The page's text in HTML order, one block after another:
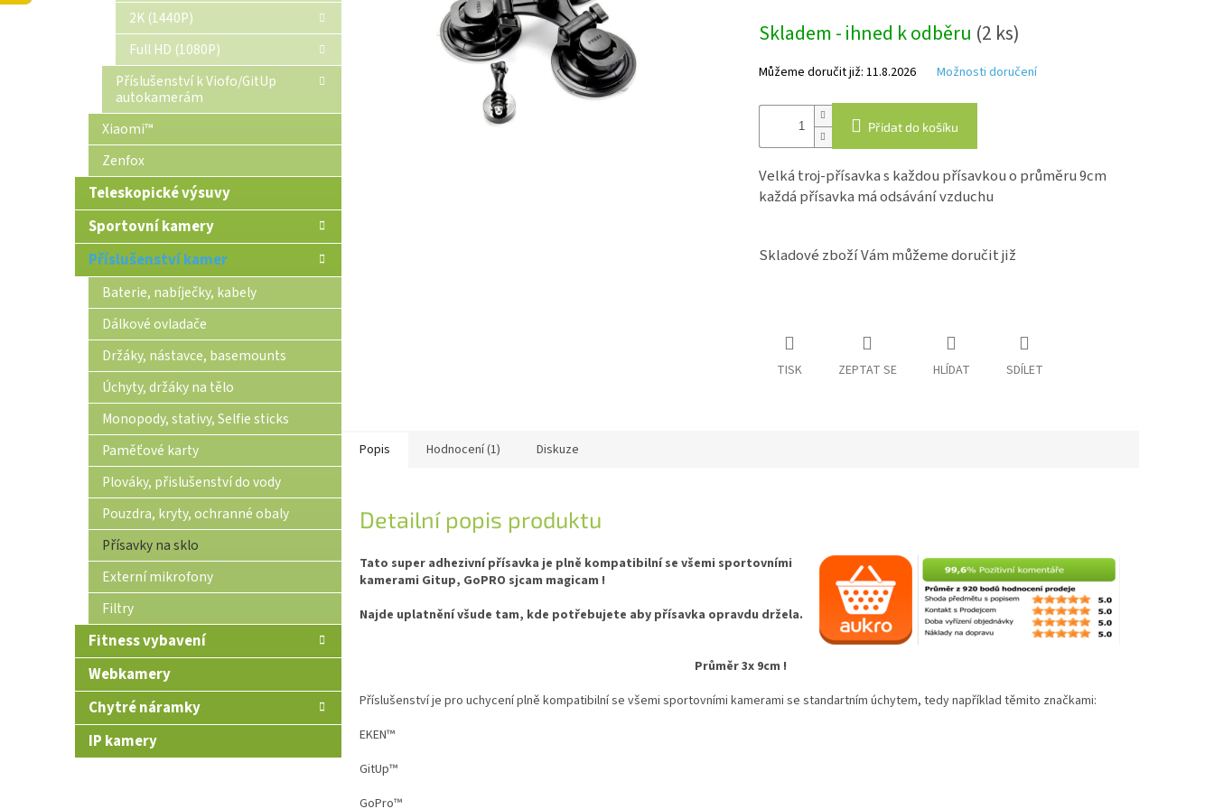
2K (1440P)
Full HD (1080P)
Příslušenství k Viofo/GitUp
autokamerám
Xiaomi™
Zenfox
Teleskopické výsuvy
Sportovní kamery
Příslušenství kamer
Baterie, nabíječky, kabely
Dálkové ovladače
Držáky, nástavce, basemounts
Úchyty, držáky na tělo
Monopody, stativy, Selfie sticks
Paměťové karty
Plováky, přislušenství do vody
Pouzdra, kryty, ochranné obaly
Přísavky na sklo
Externí mikrofony
Filtry
Fitness vybavení
Webkamery
Chytré náramky
IP kamery
hvězdiček.
cena:
Skladem - ihned k odběru (2 ks)
Můžeme doručit již: 11.8.2026 Možnosti doručení
Přidat do košíku
Velká troj-přísavka s každou přísavkou o průměru 9cm
každá přísavka má odsávání vzduchu
Skladové zboží Vám můžeme doručit již
TISK ZEPTAT SE HLÍDAT SDÍLET
Popis Hodnocení (1) Diskuze
Detailní popis produktu
Tato super adhezivní přísavka je plně kompatibilní se všemi sportovními
kamerami Gitup, GoPRO sjcam magicam !
Najde uplatnění všude tam, kde potřebujete aby přísavka opravdu držela.
Průměr 3x 9cm !
Příslušenství je pro uchycení plně kompatibilní se všemi sportovními kamerami se standartním úchytem, tedy například těmito značkami:
EKEN™
GitUp™
GoPro™